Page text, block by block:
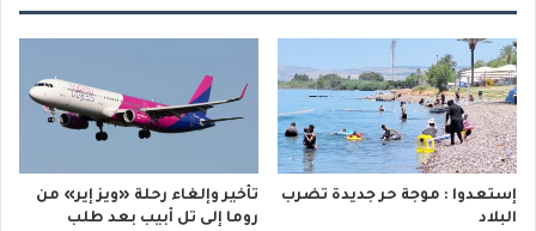
إستعدوا : موجة حر جديدة تضرب
البلاد
تأخير وإلغاء رحلة «ويز إير» من
روما إلى تل أبيب بعد طلب